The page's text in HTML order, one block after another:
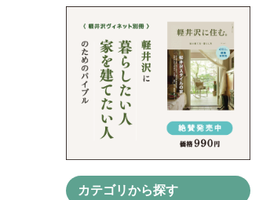
カテゴリから探す